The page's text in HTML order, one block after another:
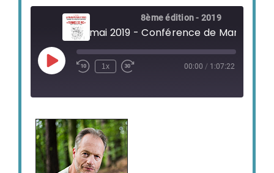
8ème édition - 2019
Play
Episode
1x 00:00 / 1:07:22